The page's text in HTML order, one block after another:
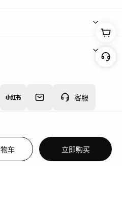
车 立即购买
客服
20160192
蜀ICP备12020238号-4
违法和不良信息举报中心